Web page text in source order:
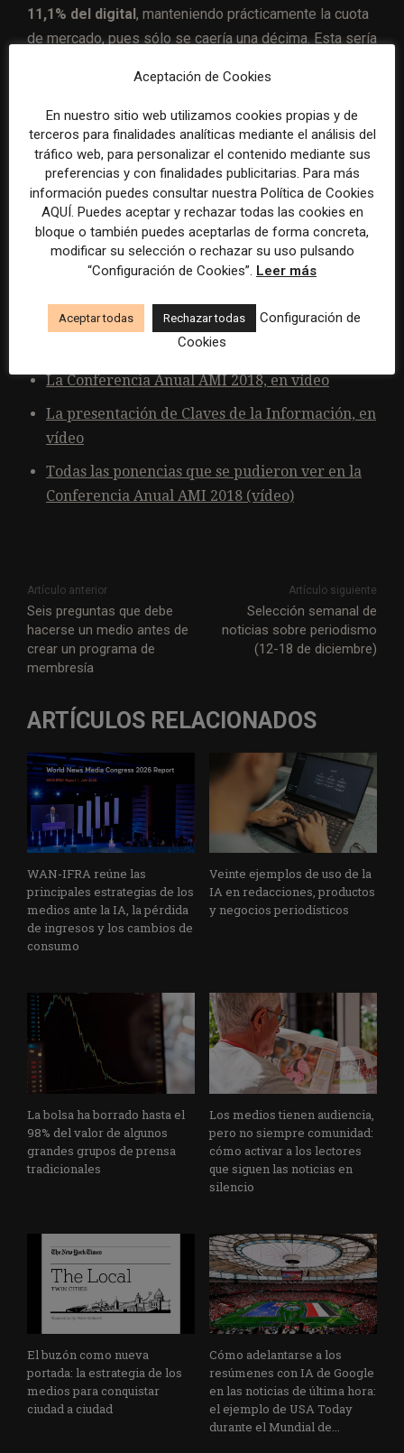
11,1% del digital, manteniendo prácticamente la cuota
de mercado, pues sólo se caería una décima. Esta sería
Más información:
Javier Moll, presidente de AMI, en la
presentación del estudio Claves de la
Información
Concha Iglesias, de Deloitte, presenta el estudio
Claves de la Información 2018
a conocer algunos de los datos del estudio
Claves de la Información
La Conferencia Anual AMI 2018, en vídeo
La presentación de Claves de la Información, en
vídeo
Todas las ponencias que se pudieron ver en la
Conferencia Anual AMI 2018 (vídeo)
Artículo anterior
Seis preguntas que debe
hacerse un medio antes de
crear un programa de
membresía
Artículo siguiente
Selección semanal de
noticias sobre periodismo
(12-18 de diciembre)
ARTÍCULOS RELACIONADOS
WAN-IFRA reúne las
principales estrategias de los
medios ante la IA, la pérdida
de ingresos y los cambios de
consumo
Veinte ejemplos de uso de la
IA en redacciones, productos
y negocios periodísticos
La bolsa ha borrado hasta el
98% del valor de algunos
grandes grupos de prensa
tradicionales
Los medios tienen audiencia,
pero no siempre comunidad:
cómo activar a los lectores
que siguen las noticias en
silencio
El buzón como nueva
portada: la estrategia de los
medios para conquistar
ciudad a ciudad
Cómo adelantarse a los
resúmenes con IA de Google
en las noticias de última hora:
el ejemplo de USA Today
durante el Mundial de...
Aceptación de Cookies
En nuestro sitio web utilizamos cookies propias y de
terceros para finalidades analíticas mediante el análisis del
tráfico web, para personalizar el contenido mediante sus
preferencias y con finalidades publicitarias. Para más
información puedes consultar nuestra Política de Cookies
AQUÍ. Puedes aceptar y rechazar todas las cookies en
bloque o también puedes aceptarlas de forma concreta,
modificar su selección o rechazar su uso pulsando
“Configuración de Cookies”. Leer más
Aceptar todas Rechazar todas
Configuración de
Cookies